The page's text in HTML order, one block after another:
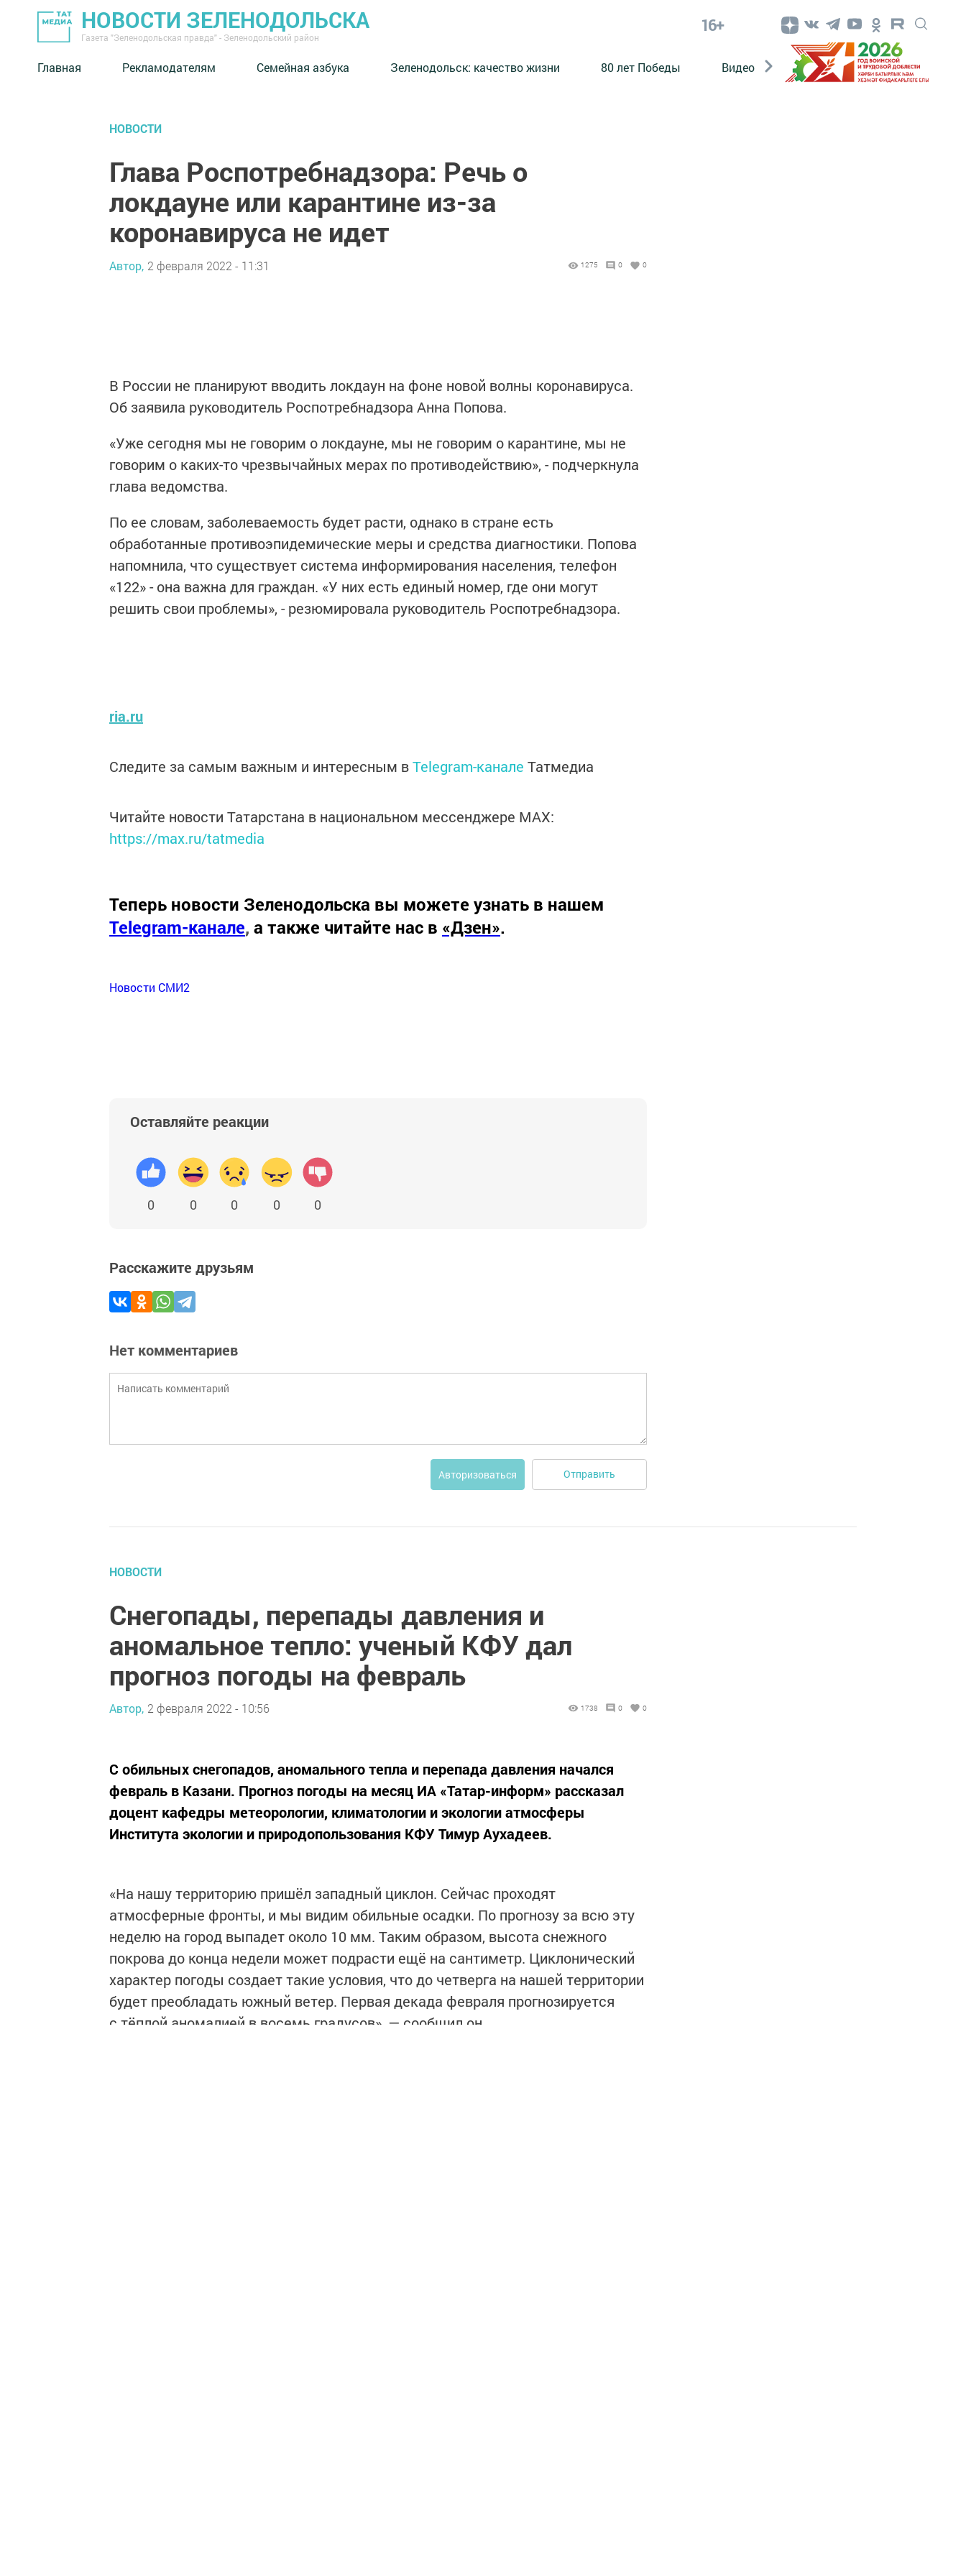
НОВОСТИ ЗЕЛЕНОДОЛЬСКА
Газета "Зеленодольская правда" - Зеленодольский район
16+
Главная Рекламодателям Семейная азбука ⁠Зеленодольск: качество жизни 80 лет Победы Видео Конкурсы ЭтноДети
НОВОСТИ
Глава Роспотребнадзора: Речь о
локдауне или карантине из-за
коронавируса не идет
Автор, 2 февраля 2022 - 11:31 1275 0 0
В России не планируют вводить локдаун на фоне новой волны коронавируса.
Об заявила руководитель Роспотребнадзора Анна Попова.
«Уже сегодня мы не говорим о локдауне, мы не говорим о карантине, мы не
говорим о каких-то чрезвычайных мерах по противодействию», - подчеркнула
глава ведомства.
По ее словам, заболеваемость будет расти, однако в стране есть
обработанные противоэпидемические меры и средства диагностики. Попова
напомнила, что существует система информирования населения, телефон
«122» - она важна для граждан. «У них есть единый номер, где они могут
решить свои проблемы», - резюмировала руководитель Роспотребнадзора.
ria.ru
Следите за самым важным и интересным вTelegram-канале Татмедиа
Читайте новости Татарстана в национальном мессенджере MАХ:
https://max.ru/tatmedia
Теперь новости Зеленодольска вы можете узнать в нашем
Telegram-канале, а также читайте нас в «Дзен».
Новости СМИ2
Оставляйте реакции
0 0 0 0 0
Расскажите друзьям
Нет комментариев
Авторизоваться Отправить
НОВОСТИ
Снегопады, перепады давления и
аномальное тепло: ученый КФУ дал
прогноз погоды на февраль
Автор, 2 февраля 2022 - 10:56 1738 0 0
С обильных снегопадов, аномального тепла и перепада давления начался
февраль в Казани. Прогноз погоды на месяц ИА «Татар-информ» рассказал
доцент кафедры метеорологии, климатологии и экологии атмосферы
Института экологии и природопользования КФУ Тимур Аухадеев.
«На нашу территорию пришёл западный циклон. Сейчас проходят
атмосферные фронты, и мы видим обильные осадки. По прогнозу за всю эту
неделю на город выпадет около 10 мм. Таким образом, высота снежного
покрова до конца недели может подрасти ещё на сантиметр. Циклонический
характер погоды создает такие условия, что до четверга на нашей территории
будет преобладать южный ветер. Первая декада февраля прогнозируется
с тёплой аномалией в восемь градусов», — сообщил он.